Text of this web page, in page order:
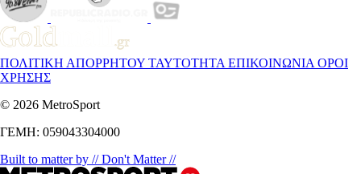
ΠΟΛΙΤΙΚΗ ΑΠΟΡΡΗΤΟΥ ΤΑΥΤΟΤΗΤΑ ΕΠΙΚΟΙΝΩΝΙΑ ΟΡΟΙ
ΧΡΗΣΗΣ
© 2026 MetroSport
ΓΕΜΗ: 059043304000
Built to matter by // Don't Matter //